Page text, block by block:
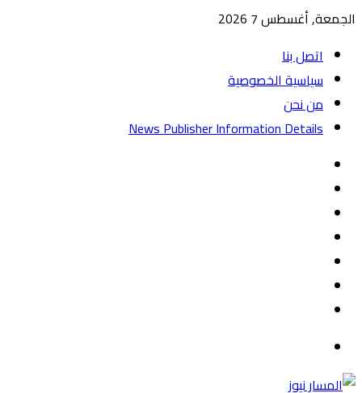
الجمعة, أغسطس 7 2026
اتصل بنا
سياسية الخصوصية
من نحن
News Publisher Information Details